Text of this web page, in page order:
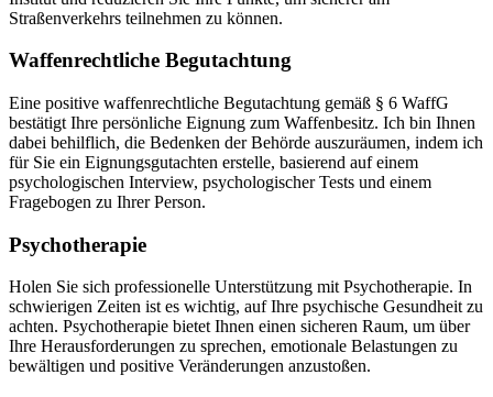
Straßenverkehrs teilnehmen zu können.
Waffenrechtliche Begutachtung
Eine positive waffenrechtliche Begutachtung gemäß § 6 WaffG
bestätigt Ihre persönliche Eignung zum Waffenbesitz. Ich bin Ihnen
dabei behilflich, die Bedenken der Behörde auszuräumen, indem ich
für Sie ein Eignungsgutachten erstelle, basierend auf einem
psychologischen Interview, psychologischer Tests und einem
Fragebogen zu Ihrer Person.
Psychotherapie
Holen Sie sich professionelle Unterstützung mit Psychotherapie. In
schwierigen Zeiten ist es wichtig, auf Ihre psychische Gesundheit zu
achten. Psychotherapie bietet Ihnen einen sicheren Raum, um über
Ihre Herausforderungen zu sprechen, emotionale Belastungen zu
bewältigen und positive Veränderungen anzustoßen.